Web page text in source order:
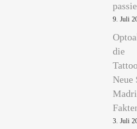
9. Juli
die
Neue
3. Juli